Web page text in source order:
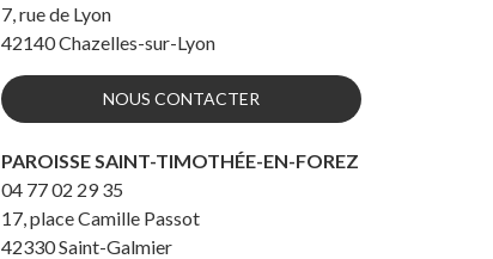
7, rue de Lyon
42140Chazelles-sur-Lyon
NOUS CONTACTER
PAROISSE SAINT-TIMOTHÉE-EN-FOREZ
04 77 02 29 35
17, place Camille Passot
42330Saint-Galmier